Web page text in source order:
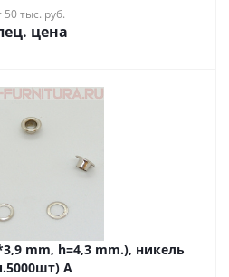
50 тыс. руб.
цена
mm, h=4,3 mm.), никель
A